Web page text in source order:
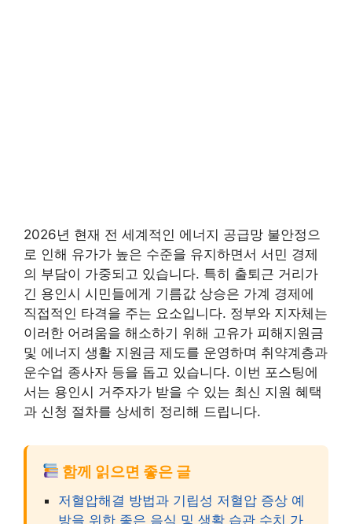
2026년 현재 전 세계적인 에너지 공급망 불안정으
로 인해 유가가 높은 수준을 유지하면서 서민 경제
의 부담이 가중되고 있습니다. 특히 출퇴근 거리가
긴 용인시 시민들에게 기름값 상승은 가계 경제에
직접적인 타격을 주는 요소입니다. 정부와 지자체는
이러한 어려움을 해소하기 위해 고유가 피해지원금
및 에너지 생활 지원금 제도를 운영하며 취약계층과
운수업 종사자 등을 돕고 있습니다. 이번 포스팅에
서는 용인시 거주자가 받을 수 있는 최신 지원 혜택
과 신청 절차를 상세히 정리해 드립니다.
함께 읽으면 좋은 글
저혈압해결 방법과 기립성 저혈압 증상 예
방을 위한 좋은 음식 및 생활 습관 수치 가